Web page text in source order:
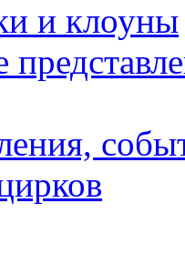
и клоуны